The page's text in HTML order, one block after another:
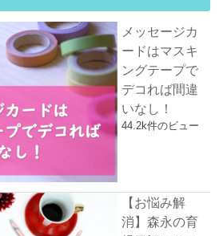
メッセージカ
ードはマスキ
ングテープで
デコれば間違
いなし！
44.2k件のビュー
【お悩み解
消】森永の育